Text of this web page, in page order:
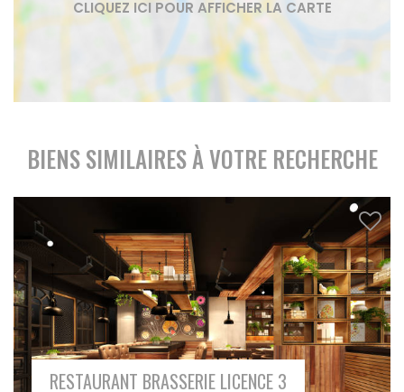
BIENS SIMILAIRES À VOTRE RECHERCHE
RESTAURANT BRASSERIE LICENCE 3